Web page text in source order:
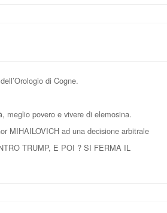
di Cogne.
meglio povero e vivere di elemosina.
MIHAILOVICH ad una decisione arbitrale
TRUMP, E POI ? SI FERMA IL